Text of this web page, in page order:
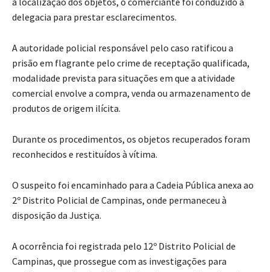
delegacia para prestar esclarecimentos.
A autoridade policial responsável pelo caso ratificou a
prisão em flagrante pelo crime de receptação qualificada,
modalidade prevista para situações em que a atividade
comercial envolve a compra, venda ou armazenamento de
produtos de origem ilícita.
Durante os procedimentos, os objetos recuperados foram
reconhecidos e restituídos à vítima.
O suspeito foi encaminhado para a Cadeia Pública anexa ao
2º Distrito Policial de Campinas, onde permaneceu à
disposição da Justiça.
A ocorrência foi registrada pelo 12º Distrito Policial de
Campinas, que prossegue com as investigações para